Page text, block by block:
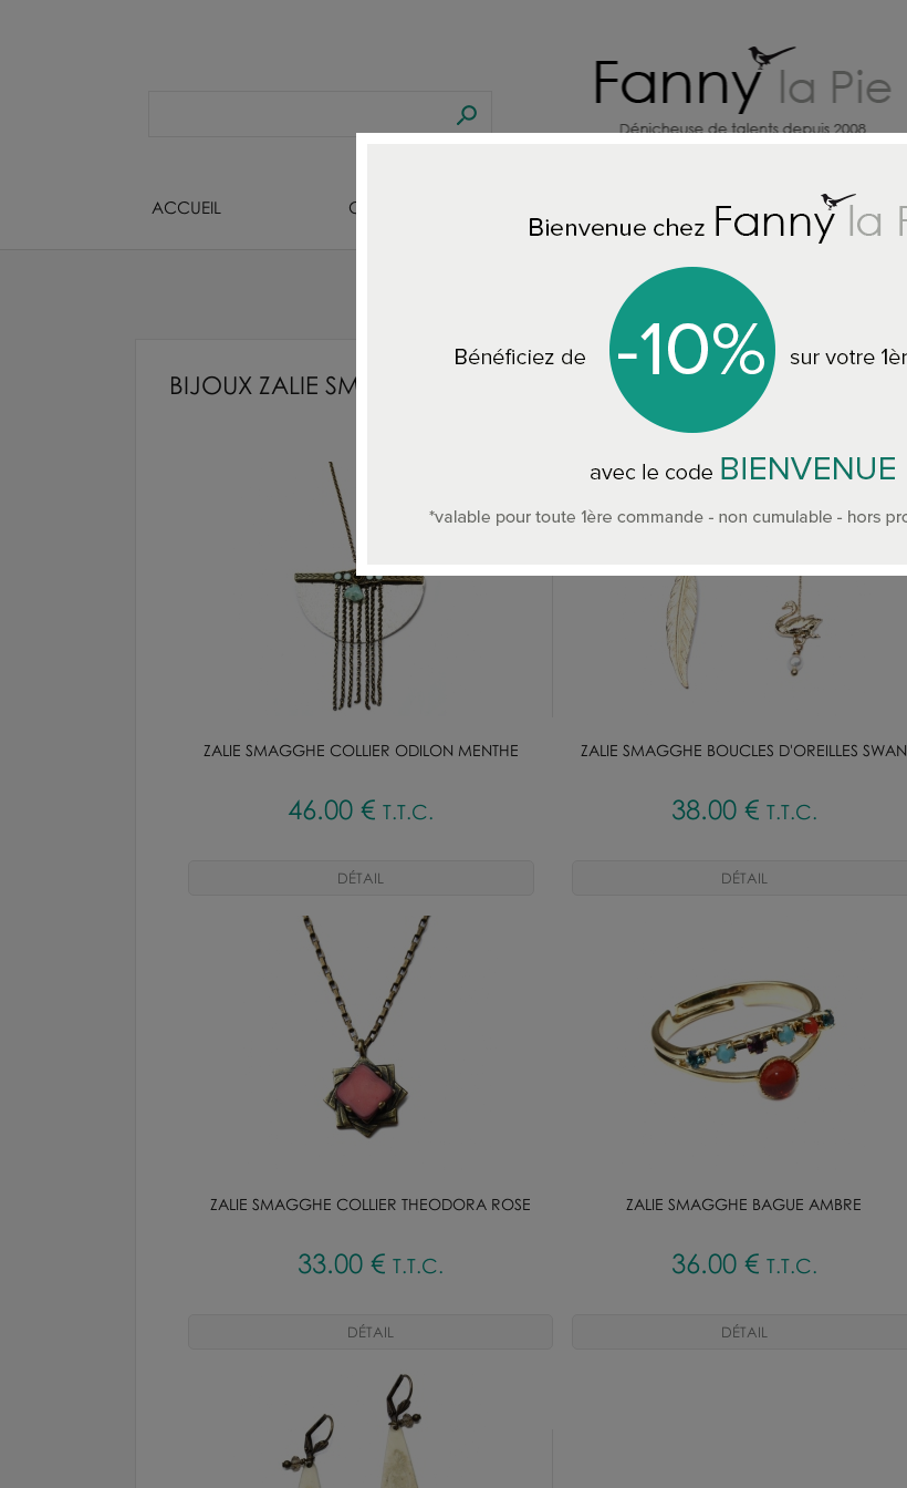
ACCUEIL CREATEURS BIJOUX CREATEURS DECO MAISON
Accueil BIJOUX ZALIE SMAGGHE
BIJOUX ZALIE SMAGGHE
ZALIE SMAGGHE COLLIER ODILON MENTHE
46.00 € T.T.C.
ZALIE SMAGGHE BOUCLES D'OREILLES SWAN
38.00 € T.T.C.
ZALIE SMAGGHE COLLIER THEODORA ROSE
33.00 € T.T.C.
ZALIE SMAGGHE BAGUE AMBRE
36.00 € T.T.C.